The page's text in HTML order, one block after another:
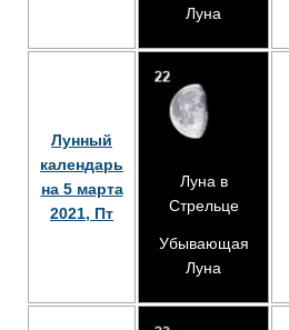
Луна
Лунный
календарь
на 5 марта
2021, Пт
Луна в
Стрельце
Убывающая
Луна